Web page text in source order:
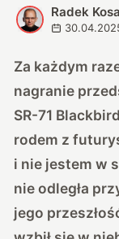
R
Radek
Za każdym
nagranie
SR-71
rodem z
i nie jestem w
nie odległa
jego